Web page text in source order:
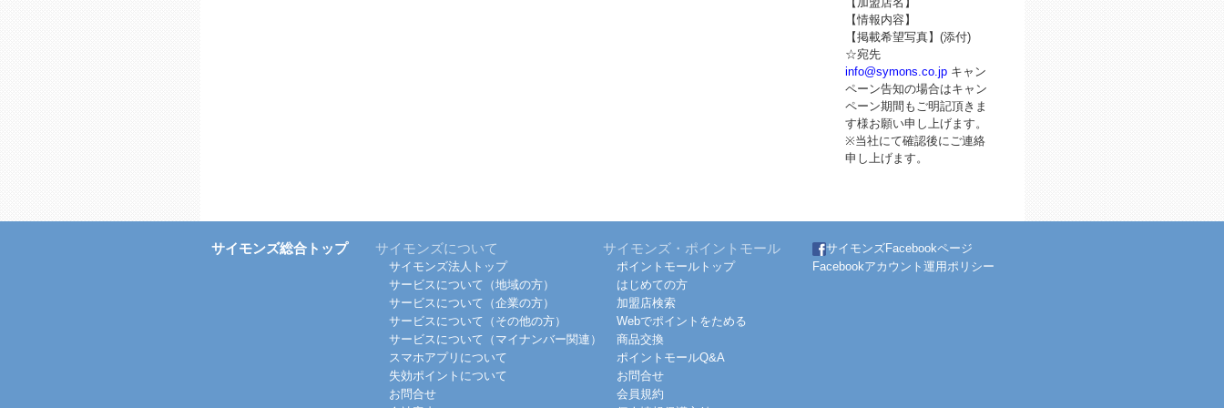
【情報内容】
【掲載希望写真】(添付)
☆宛先
info@symons.co.jpキャン
ペーン告知の場合はキャン
ペーン期間もご明記頂きま
す様お願い申し上げます。
※当社にて確認後にご連絡
申し上げます。
サイモンズ総合トップ サイモンズについて
サイモンズ法人トップ
サービスについて（地域の方）
サービスについて（企業の方）
サービスについて（その他の方）
サービスについて（マイナンバー関連）
スマホアプリについて
失効ポイントについて
お問合せ
サイモンズ・ポイントモール
ポイントモールトップ
はじめての方
加盟店検索
Webでポイントをためる
商品交換
ポイントモールQ&A
お問合せ
会員規約
サイモンズFacebookページ
Facebookアカウント運用ポリシー